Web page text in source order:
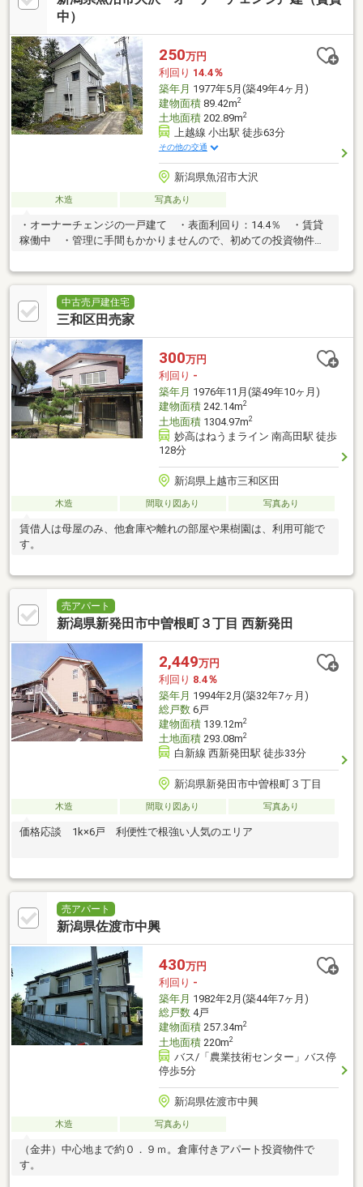
中）
250万円
利回り 14.4％
築年月 1977年5月(築49年4ヶ月)
建物面積89.42m2
土地面積202.89m2
上越線 小出駅 徒歩63分
その他の交通
新潟県魚沼市大沢
木造 写真あり
・オーナーチェンジの一戸建て ・表面利回り：14.4％ ・賃貸
稼働中 ・管理に手間もかかりませんので、初めての投資物件に
中古売戸建住宅
三和区田売家
300万円
利回り -
築年月 1976年11月(築49年10ヶ月)
建物面積242.14m2
土地面積1304.97m2
妙高はねうまライン 南高田駅 徒歩
128分
新潟県上越市三和区田
木造 間取り図あり 写真あり
賃借人は母屋のみ、他倉庫や離れの部屋や果樹園は、利用可能で
す。
売アパート
新潟県新発田市中曽根町３丁目 西新発田
2,449万円
利回り 8.4％
築年月 1994年2月(築32年7ヶ月)
総戸数6戸
建物面積139.12m2
土地面積293.08m2
白新線 西新発田駅 徒歩33分
新潟県新発田市中曽根町３丁目
木造 間取り図あり 写真あり
価格応談 1k×6戸 利便性で根強い人気のエリア
売アパート
新潟県佐渡市中興
430万円
利回り -
築年月 1982年2月(築44年7ヶ月)
総戸数4戸
建物面積257.34m2
土地面積220m2
バス/「農業技術センター」バス停
停歩5分
新潟県佐渡市中興
木造 写真あり
（金井）中心地まで約０．９ｍ。倉庫付きアパート投資物件で
す。